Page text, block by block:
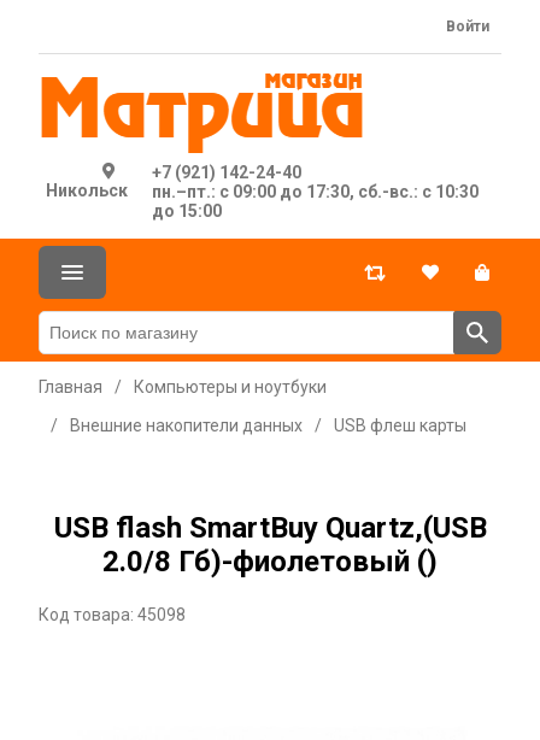
Никольск
+7 (921) 142-24-40
пн.–пт.: с 09:00 до 17:30, сб.-вс.: с 10:30
до 15:00
Войти
Главная /
Компьютеры и ноутбуки
/
Внешние накопители данных / USB флеш карты
USB flash SmartBuy Quartz,(USB
2.0/8 Гб)-фиолетовый ()
Код товара: 45098